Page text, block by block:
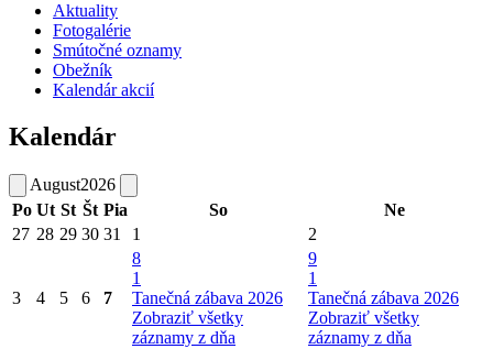
Aktuality
Fotogalérie
Smútočné oznamy
Obežník
Kalendár akcií
Kalendár
August2026
Po Ut St Št Pia So
Ne
27 28 29 30 31 1 2
3 4 5 6 7
8
1
Tanečná zábava 2026
Zobraziť všetky
záznamy z dňa
9
1
Tanečná zábava 2026
Zobraziť všetky
záznamy z dňa